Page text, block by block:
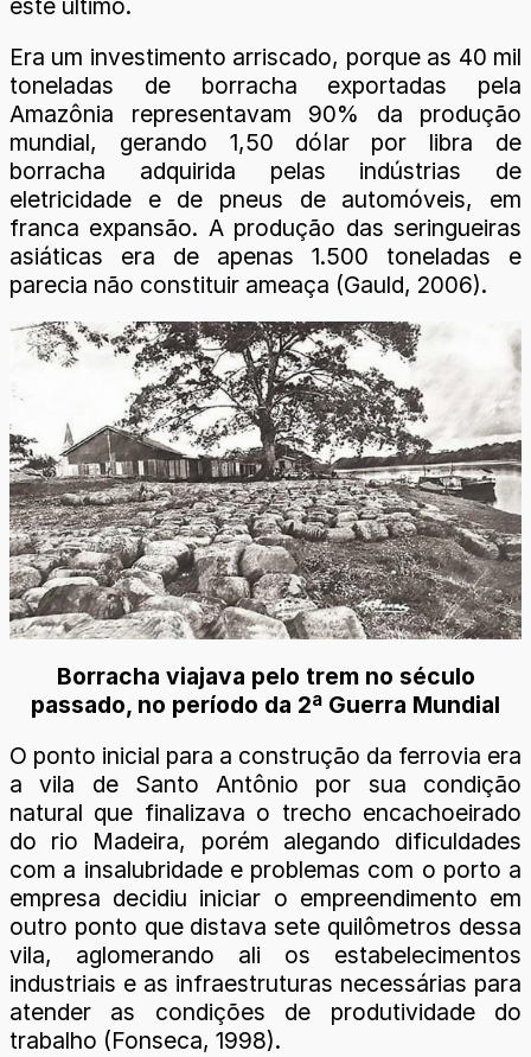
este último.
Era um investimento arriscado, porque as 40 mil
toneladas de borracha exportadas pela
Amazônia representavam 90% da produção
mundial, gerando 1,50 dólar por libra de
borracha adquirida pelas indústrias de
eletricidade e de pneus de automóveis, em
franca expansão. A produção das seringueiras
asiáticas era de apenas 1.500 toneladas e
parecia não constituir ameaça (Gauld, 2006).
Borracha viajava pelo trem no século
passado, no período da 2ª Guerra Mundial
O ponto inicial para a construção da ferrovia era
a vila de Santo Antônio por sua condição
natural que finalizava o trecho encachoeirado
do rio Madeira, porém alegando dificuldades
com a insalubridade e problemas com o porto a
empresa decidiu iniciar o empreendimento em
outro ponto que distava sete quilômetros dessa
vila, aglomerando ali os estabelecimentos
industriais e as infraestruturas necessárias para
atender as condições de produtividade do
trabalho (Fonseca, 1998).